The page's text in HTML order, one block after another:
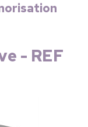
- REF